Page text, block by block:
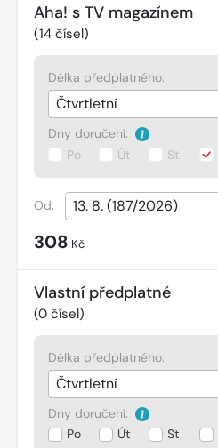
Aha! s TV magazínem
(14 čísel)
Délka předplatného:
Dny doručení:
Po
Út St
Od:
308 Kč
Vlastní předplatné
(0 čísel)
Délka předplatného:
Dny doručení:
Po
Út St